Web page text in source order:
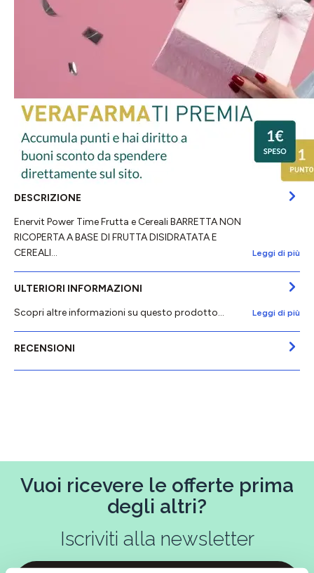
DESCRIZIONE
Enervit Power Time Frutta e Cereali BARRETTA NON
RICOPERTA A BASE DI FRUTTA DISIDRATATA E
CEREALI…
Leggi di più
ULTERIORI INFORMAZIONI
Scopri altre informazioni su questo prodotto...
Leggi di più
RECENSIONI
Vuoi ricevere le offerte prima
degli altri?
Iscriviti alla newsletter